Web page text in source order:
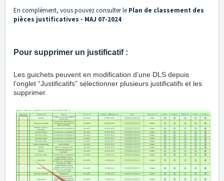
En complément, vous pouvez consulter le Plan de classement des
pièces justificatives - MAJ 07-2024
Pour supprimer un justificatif :
Les guichets peuvent en modification d’une DLS depuis
l’onglet “Justificatifs” sélectionner plusieurs justificatifs et les
supprimer.